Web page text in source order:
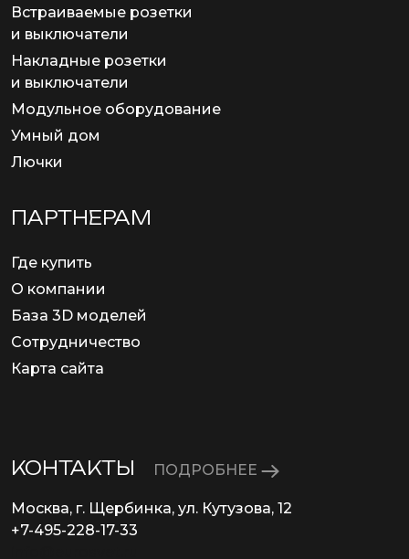
Встраиваемые розетки
и выключатели
Накладные розетки
и выключатели
Модульное оборудование
Умный дом
Лючки
ПАРТНЕРАМ
Где купить
О компании
База 3D моделей
Сотрудничество
Карта сайта
КОНТАКТЫ ПОДРОБНЕЕ
Москва, г. Щербинка, ул. Кутузова, 12
+7-495-228-17-33